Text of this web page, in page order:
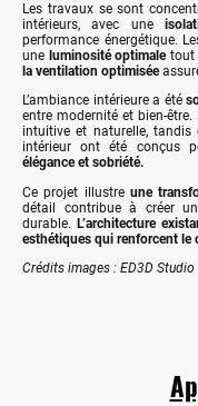
Les travaux se sont
intérieurs, avec une
performance énergétique.
une luminosité optimaletout
la ventilation optimisée
L’ambiance intérieure a été
entre modernité et bien-
intuitive et naturelle, tandis
intérieur ont été conçus
élégance et sobriété.
Ce projet illustre une
détail contribue à créer
durable.L’architecture
esthétiques qui renforcent le
Crédits images : ED3D Studio